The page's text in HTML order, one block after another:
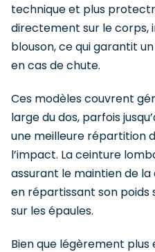
technique et plus
directement sur le corps,
blouson, ce qui garantit
en cas de chute.
Ces modèles couvrent
large du dos, parfois
une meilleure répartition
l’impact. La ceinture
assurant le maintien de
en répartissant son poids
sur les épaules.
Bien que légèrement